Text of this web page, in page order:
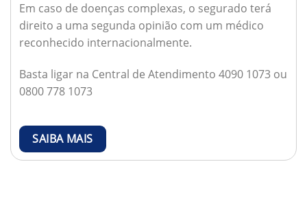
Em caso de doenças complexas, o segurado terá
direito a uma segunda opinião com um médico
reconhecido internacionalmente.
Basta ligar na Central de Atendimento 4090 1073 ou
0800 778 1073
SAIBA MAIS